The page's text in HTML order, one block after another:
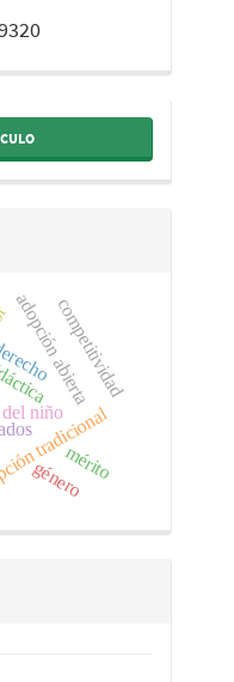
tradicional
adopción abierta
niño
competitividad
géneromérito